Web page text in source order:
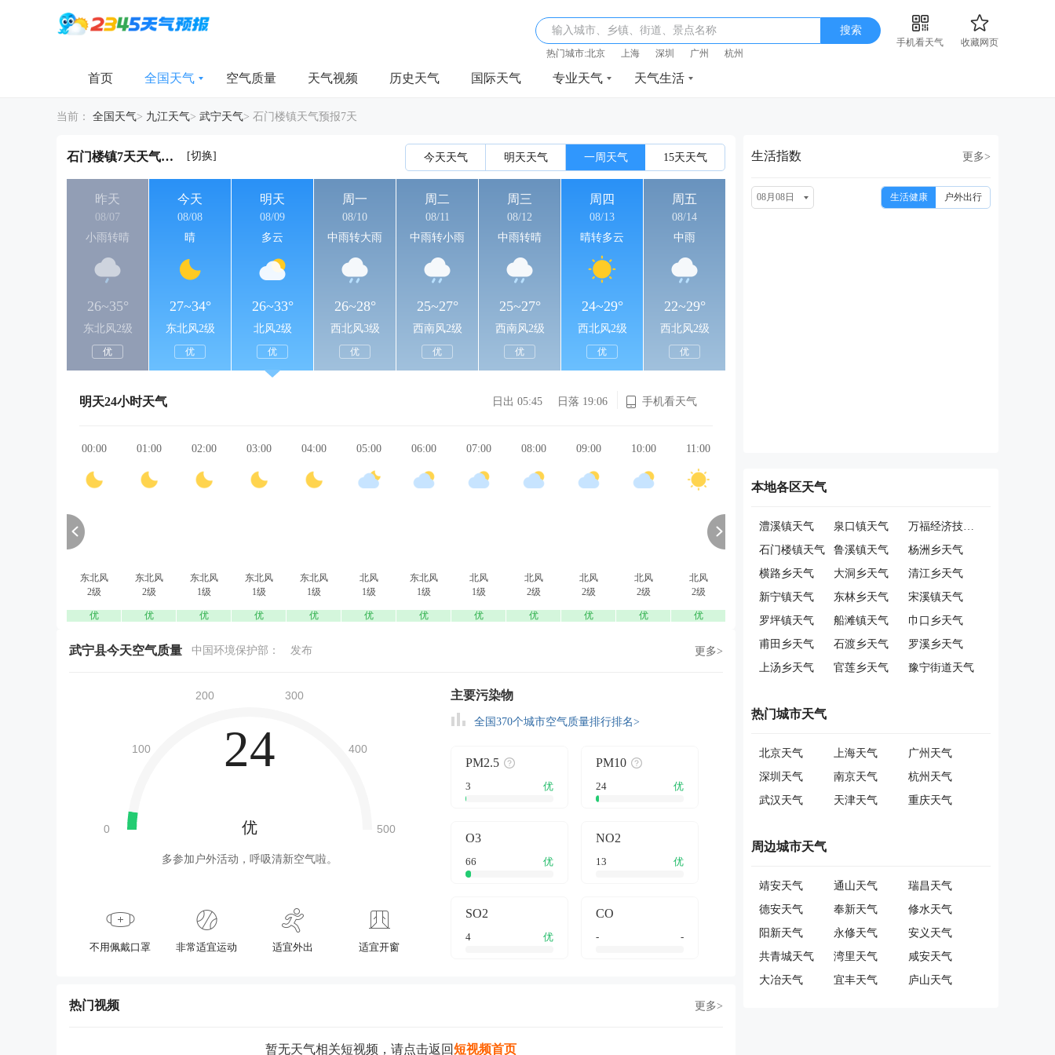
输入城市、乡镇、街道、景点名称 搜索
手机看天气
收藏网页
热门城市:北京 上海 深圳 广州 杭州
首页 全国天气 空气质量 天气视频 历史天气 国际天气 专业天气 天气生活
当前： 全国天气> 九江天气> 武宁天气> 石门楼镇天气预报7天
石门楼镇7天天气详情 [切换] 今天天气 明天天气 一周天气 15天天气
昨天
08/07
小雨转晴
26~35°
东北风2级
优
今天
08/08
晴
27~34°
东北风2级
优
明天
08/09
多云
26~33°
北风2级
优
周一
08/10
中雨转大雨
26~28°
西北风3级
优
周二
08/11
中雨转小雨
25~27°
西南风2级
优
周三
08/12
中雨转晴
25~27°
西南风2级
优
周四
08/13
晴转多云
24~29°
西北风2级
优
周五
08/14
中雨
22~29°
西北风2级
优
明天24小时天气 日出 05:45 日落 19:06 手机看天气
00:00
东北风
2级
优
01:00
东北风
2级
优
02:00
东北风
1级
优
03:00
东北风
1级
优
04:00
东北风
1级
优
05:00
北风
1级
优
06:00
东北风
1级
优
07:00
北风
1级
优
08:00
北风
2级
优
09:00
北风
2级
优
10:00
北风
2级
优
11:00
北风
2级
优
西北风
3级
北风
3级
优
西北风
3级
优
西北风
3级
优
西北风
武宁县今天空气质量 中国环境保护部： 发布 更多>
24
优
多参加户外活动，呼吸清新空气啦。
不用佩戴口罩 非常适宜运动 适宜外出 适宜开窗
主要污染物
全国370个城市空气质量排行排名>
PM2.5
3 优
PM10
24 优
O3
66 优
NO2
13 优
SO2
4 优
CO
- -
热门视频 更多>
暂无天气相关短视频，请点击返回短视频首页
生活指数 更多>
08月08日 生活健康 户外出行
本地各区天气
澧溪镇天气 泉口镇天气
万福经济技术开发区管委会天气
石门楼镇天气
鲁溪镇天气
杨洲乡天气
横路乡天气
大洞乡天气
清江乡天气
新宁镇天气
东林乡天气
宋溪镇天气
罗坪镇天气
船滩镇天气
巾口乡天气
甫田乡天气
石渡乡天气
罗溪乡天气
上汤乡天气
官莲乡天气 豫宁街道天气
热门城市天气
北京天气 上海天气
广州天气
深圳天气
南京天气
杭州天气
武汉天气
天津天气 重庆天气
周边城市天气
靖安天气 通山天气
瑞昌天气
德安天气
奉新天气
修水天气
阳新天气
永修天气
安义天气
共青城天气
湾里天气
咸安天气
大冶天气
宜丰天气 庐山天气